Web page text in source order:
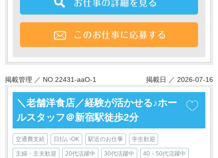
掲載管理 ／ NO.22431-aaO-1 掲載日 ／ 2026-07-16
＼老舗洋食店／経験が活かせる♪ホー
ルスタッフ＠新宿駅徒歩2分
交通費支給 日払いOK 駅近のお仕事 学生歓迎
主婦・主夫歓迎 20代活躍中 30代活躍中 40・50代活躍中